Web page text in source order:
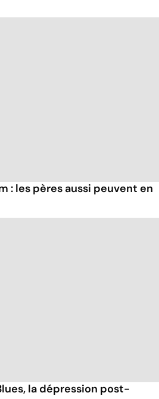
: les pères aussi peuvent en
la dépression post-